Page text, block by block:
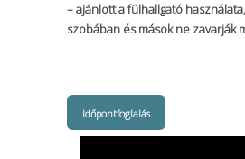
– ajánlott a fülhallgató
szobában és mások ne zavarják
Időpontfoglalás